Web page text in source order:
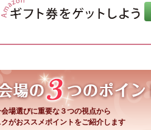
場選びに重要な３つの視点から
がおススメポイントをご紹介します